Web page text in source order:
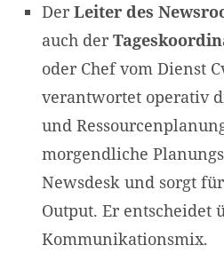
DerLeiter des
auch der
oder Chef vom Dienst
verantwortet operativ
und
morgendliche
Newsdesk und sorgt
Output. Er entscheidet
Kommunikationsmix.